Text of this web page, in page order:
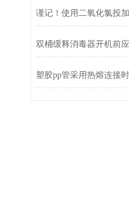
塑胶pp管采用热熔连接